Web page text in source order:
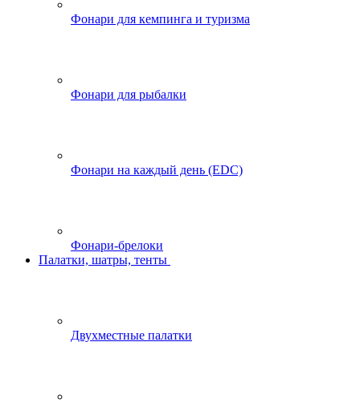
Фонари для кемпинга и туризма
Фонари для рыбалки
Фонари на каждый день (EDC)
Фонари-брелоки
Палатки, шатры, тенты
Двухместные палатки